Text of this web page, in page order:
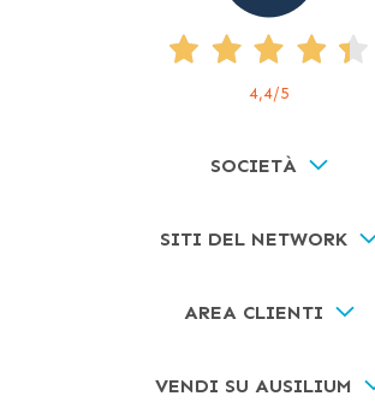
4,4/5
SOCIETÀ
SITI DEL NETWORK
AREA CLIENTI
VENDI SU AUSILIUM